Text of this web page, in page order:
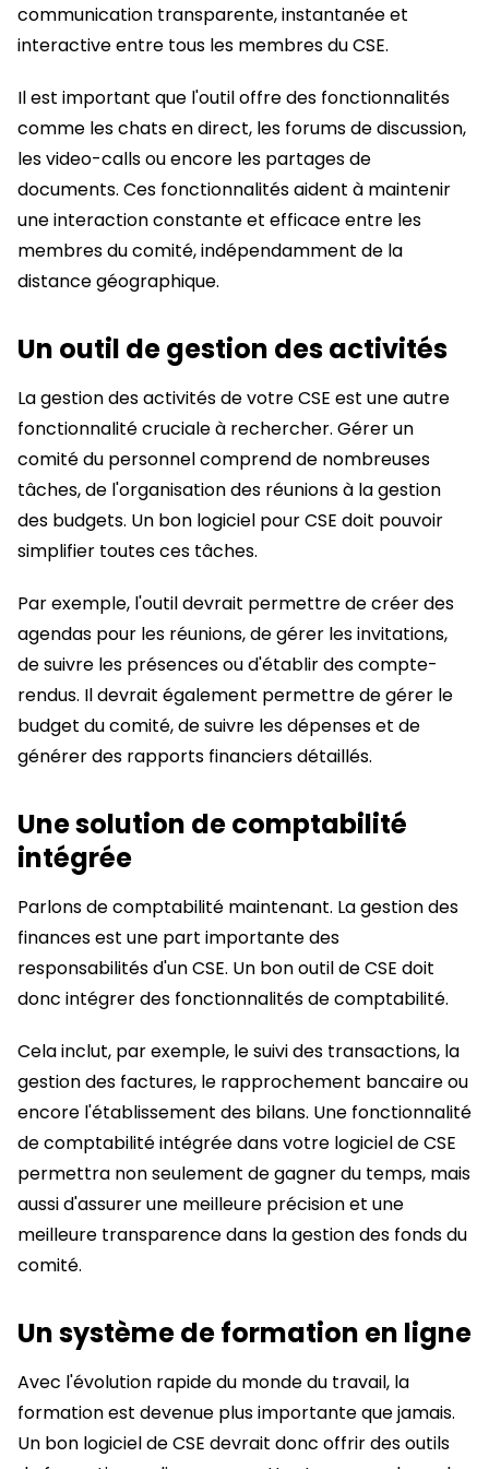
communication transparente, instantanée et
interactive entre tous les membres du CSE.
Il est important que l'outil offre des fonctionnalités
comme les chats en direct, les forums de discussion,
les video-calls ou encore les partages de
documents. Ces fonctionnalités aident à maintenir
une interaction constante et efficace entre les
membres du comité, indépendamment de la
distance géographique.
Un outil de gestion des activités
La gestion des activités de votre CSE est une autre
fonctionnalité cruciale à rechercher. Gérer un
comité du personnel comprend de nombreuses
tâches, de l'organisation des réunions à la gestion
des budgets. Un bon logiciel pour CSE doit pouvoir
simplifier toutes ces tâches.
Par exemple, l'outil devrait permettre de créer des
agendas pour les réunions, de gérer les invitations,
de suivre les présences ou d'établir des compte-
rendus. Il devrait également permettre de gérer le
budget du comité, de suivre les dépenses et de
générer des rapports financiers détaillés.
Une solution de comptabilité
intégrée
Parlons de comptabilité maintenant. La gestion des
finances est une part importante des
responsabilités d'un CSE. Un bon outil de CSE doit
donc intégrer des fonctionnalités de comptabilité.
Cela inclut, par exemple, le suivi des transactions, la
gestion des factures, le rapprochement bancaire ou
encore l'établissement des bilans. Une fonctionnalité
de comptabilité intégrée dans votre logiciel de CSE
permettra non seulement de gagner du temps, mais
aussi d'assurer une meilleure précision et une
meilleure transparence dans la gestion des fonds du
comité.
Un système de formation en ligne
Avec l'évolution rapide du monde du travail, la
formation est devenue plus importante que jamais.
Un bon logiciel de CSE devrait donc offrir des outils